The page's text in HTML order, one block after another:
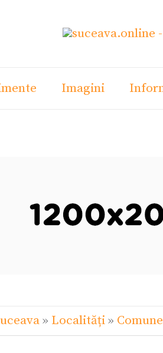
Imagini
» Localități» Comune